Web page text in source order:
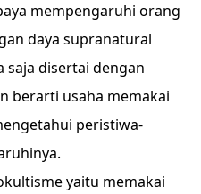
mempengaruhi orang
daya supranatural
saja disertai dengan
berarti usaha memakai
peristiwa-
yaitu memakai